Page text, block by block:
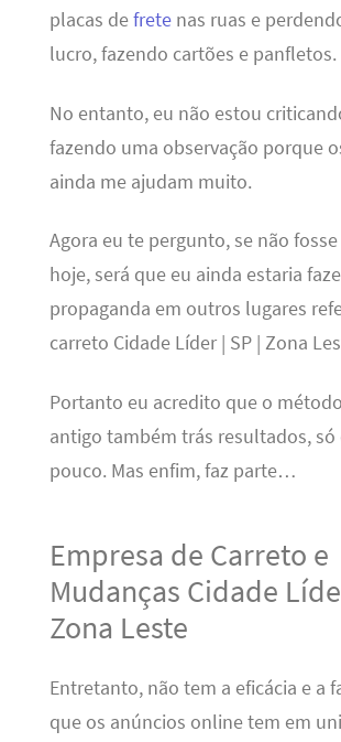
placas defretenas ruas e
lucro, fazendo cartões e panfletos.
No entanto, eu não estou
fazendo uma observação porque
ainda me ajudam muito.
Agora eu te pergunto, se não
hoje, será que eu ainda estaria
propaganda em outros lugares
carreto Cidade Líder | SP | Zona
Portanto eu acredito que o
antigo também trás resultados, só
pouco. Mas enfim, faz parte…
Empresa de Carreto e
Mudanças Cidade
Zona Leste
Entretanto, não tem a eficácia e a
que os anúncios online tem em